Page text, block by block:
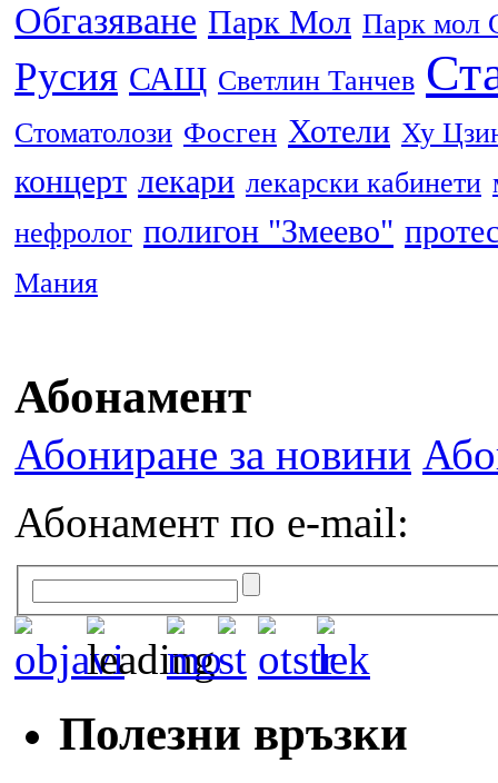
Обгазяване Парк Мол Парк мол
Русия САЩ Светлин Танчев
Стоматолози Фосген Хотели Ху
концерт лекари лекарски кабинети
нефролог полигон "Змеево"
Мания
Абонамент
Абониране за новини
Абонамент по e-mail:
Полезни връзки